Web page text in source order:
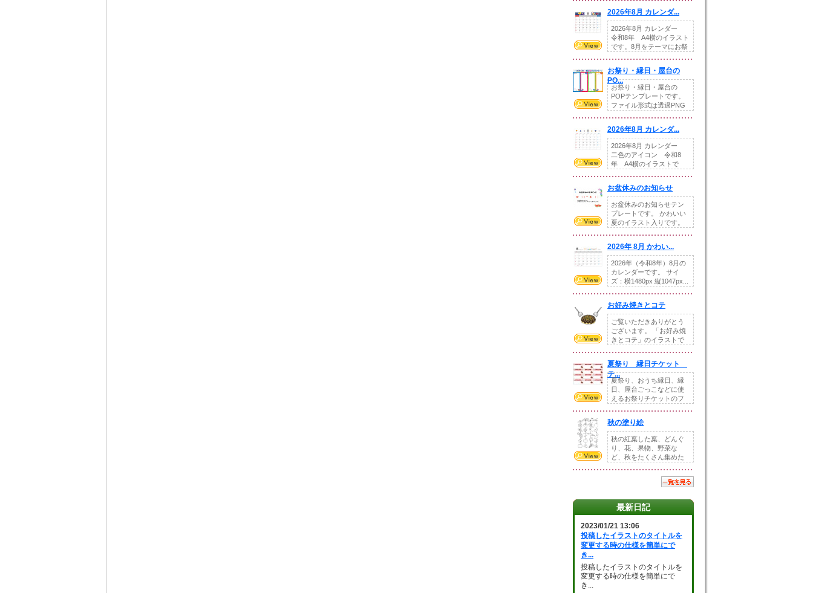
2026年8月 カレンダ...
2026年8月 カレンダー
令和8年 A4横のイラスト
です。8月をテーマにお祭
お祭り・縁日・屋台の
PO...
お祭り・縁日・屋台の
POPテンプレートです。
ファイル形式は透過PNG
2026年8月 カレンダ...
2026年8月 カレンダー
二色のアイコン 令和8
年 A4横のイラストで
お盆休みのお知らせ
お盆休みのお知らせテン
プレートです。 かわいい
夏のイラスト入りです。
2026年 8月 かわい...
2026年（令和8年）8月の
カレンダーです。 サイ
ズ：横1480px 縦1047px...
お好み焼きとコテ
ご覧いただきありがとう
ございます。 「お好み焼
きとコテ」のイラストで
夏祭り 縁日チケット
テ...
夏祭り、おうち縁日、縁
日、屋台ごっこなどに使
えるお祭りチケットのフ
秋の塗り絵
秋の紅葉した葉、どんぐ
り、花、果物、野菜な
ど、秋をたくさん集めた
最新日記
2023/01/21 13:06
投稿したイラストのタイトルを
変更する時の仕様を簡単にで
き...
投稿したイラストのタイトルを
変更する時の仕様を簡単にで
き...